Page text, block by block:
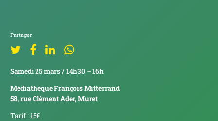
Partager
Samedi 25 mars / 14h30 – 16h
Médiathèque François Mitterrand
58, rue Clément Ader, Muret
Tarif : 15€